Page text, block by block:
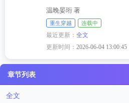
温晚晏珩 著
重生穿越 连载中
最近更新：全文
更新时间：2026-06-04 13:00:45
章节列表
全文